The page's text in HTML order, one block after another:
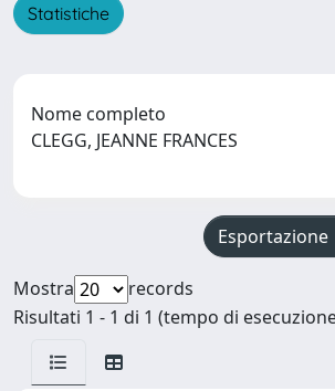
Statistiche
Nome completo
CLEGG, JEANNE FRANCES
Esportazione
Mostra
records
Risultati 1 - 1 di 1 (tempo di